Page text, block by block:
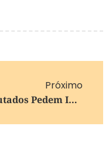
Próximo
Deputados Pedem Investigação Sobre Relação Entre Vorcaro E Flávio